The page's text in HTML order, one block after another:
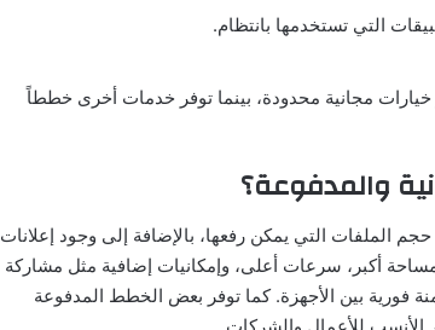
التي تستخدمها بانتظام.
مجانية محدودة، بينما توفر خدمات أخرى خططاً
والمدفوعة؟
الملفات التي يمكن رفعها، بالإضافة إلى وجود إعلانات
أكبر، سرعات أعلى، وإمكانيات إضافية مثل مشاركة
فورية بين الأجهزة. كما توفر بعض الخطط المدفوعة